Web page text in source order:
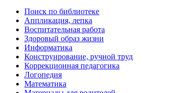
Поиск по библиотеке
Аппликация, лепка
Воспитательная работа
Здоровый образ жизни
Информатика
Конструирование, ручной труд
Коррекционная педагогика
Логопедия
Математика